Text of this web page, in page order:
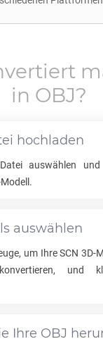
in OBJ?
hochladen
auswählen
auswählen
um IhreSCN 3D-
und
Ihre OBJ